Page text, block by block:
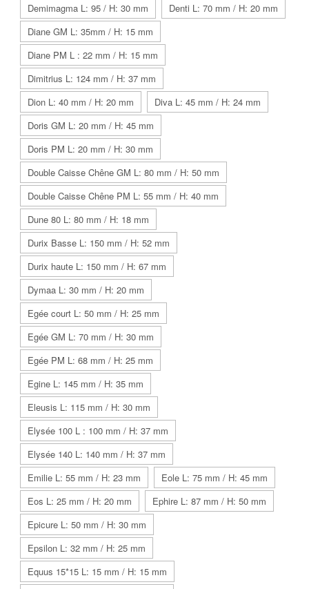
Demimagma L: 95 / H: 30 mm
Denti L: 70 mm / H: 20 mm
Diane GM L: 35mm / H: 15 mm
Diane PM L : 22 mm / H: 15 mm
Dimitrius L: 124 mm / H: 37 mm
Dion L: 40 mm / H: 20 mm
Diva L: 45 mm / H: 24 mm
Doris GM L: 20 mm / H: 45 mm
Doris PM L: 20 mm / H: 30 mm
Double Caisse Chêne GM L: 80 mm / H: 50 mm
Double Caisse Chêne PM L: 55 mm / H: 40 mm
Dune 80 L: 80 mm / H: 18 mm
Durix Basse L: 150 mm / H: 52 mm
Durix haute L: 150 mm / H: 67 mm
Dymaa L: 30 mm / H: 20 mm
Egée court L: 50 mm / H: 25 mm
Egée GM L: 70 mm / H: 30 mm
Egée PM L: 68 mm / H: 25 mm
Egine L: 145 mm / H: 35 mm
Eleusis L: 115 mm / H: 30 mm
Elysée 100 L : 100 mm / H: 37 mm
Elysée 140 L: 140 mm / H: 37 mm
Emilie L: 55 mm / H: 23 mm
Eole L: 75 mm / H: 45 mm
Eos L: 25 mm / H: 20 mm
Ephire L: 87 mm / H: 50 mm
Epicure L: 50 mm / H: 30 mm
Epsilon L: 32 mm / H: 25 mm
Equus 15*15 L: 15 mm / H: 15 mm